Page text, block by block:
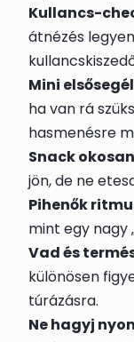
Kullancs-
átnézés
Mini
ha van rá
hasmenésre
Snack
jön, de ne
Pihenők
mint egy nagy
Vad és
különösen
túrázásra.
Ne hagyj